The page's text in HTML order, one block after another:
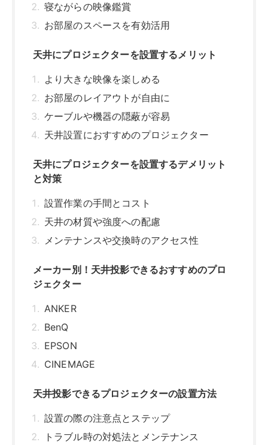
寝ながらの映像鑑賞
お部屋のスペースを有効活用
天井にプロジェクターを設置するメリット
より大きな映像を楽しめる
お部屋のレイアウトが自由に
ケーブルや機器の隠蔽が容易
天井設置におすすめのプロジェクター
天井にプロジェクターを設置するデメリット
と対策
設置作業の手間とコスト
天井の材質や強度への配慮
メンテナンスや交換時のアクセス性
メーカー別！天井投影できるおすすめのプロ
ジェクター
ANKER
BenQ
EPSON
CINEMAGE
天井投影できるプロジェクターの設置方法
設置の際の注意点とステップ
トラブル時の対処法とメンテナンス